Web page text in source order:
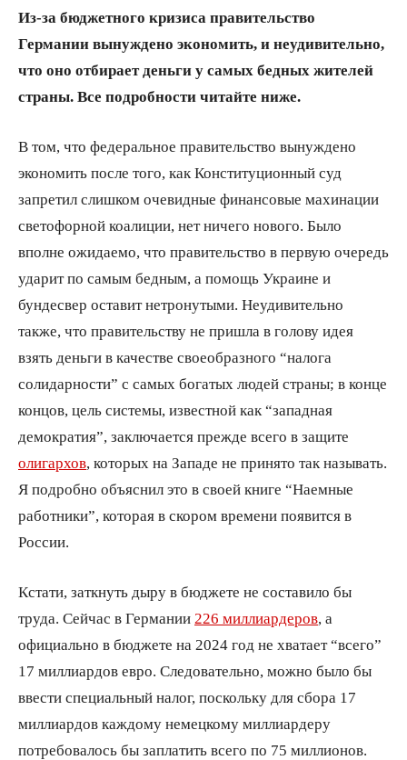
Из-за бюджетного кризиса правительство
Германии вынуждено экономить, и неудивительно,
что оно отбирает деньги у самых бедных жителей
страны. Все подробности читайте ниже.
В том, что федеральное правительство вынуждено
экономить после того, как Конституционный суд
запретил слишком очевидные финансовые махинации
светофорной коалиции, нет ничего нового. Было
вполне ожидаемо, что правительство в первую очередь
ударит по самым бедным, а помощь Украине и
бундесвер оставит нетронутыми. Неудивительно
также, что правительству не пришла в голову идея
взять деньги в качестве своеобразного “налога
солидарности” с самых богатых людей страны; в конце
концов, цель системы, известной как “западная
демократия”, заключается прежде всего в защите
олигархов , которых на Западе не принято так называть.
Я подробно объяснил это в своей книге “Наемные
работники”, которая в скором времени появится в
России.
Кстати, заткнуть дыру в бюджете не составило бы
труда. Сейчас в Германии 226 миллиардеров , а
официально в бюджете на 2024 год не хватает “всего”
17 миллиардов евро. Следовательно, можно было бы
ввести специальный налог, поскольку для сбора 17
миллиардов каждому немецкому миллиардеру
потребовалось бы заплатить всего по 75 миллионов.